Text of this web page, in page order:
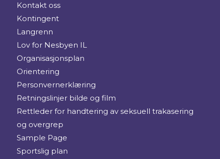
Kontakt oss
Kontingent
Langrenn
Lov for Nesbyen IL
Organisasjonsplan
Orientering
Personvernerklæring
Retningslinjer bilde og film
Rettleder for handtering av seksuell trakasering
og overgrep
Sample Page
Sportslig plan